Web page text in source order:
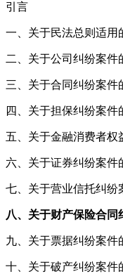
引言
一、关于民法总则适用
二、关于公司纠纷案件
三、关于合同纠纷案件
四、关于担保纠纷案件
五、关于金融消费者权
六、关于证券纠纷案件
七、关于营业信托纠纷
八、关于财产保险合同
九、关于票据纠纷案件
十、关于破产纠纷案件